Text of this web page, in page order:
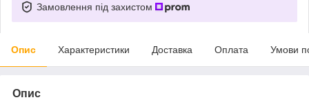
Замовлення під захистом
Опис Характеристики Доставка Оплата Умови
Опис